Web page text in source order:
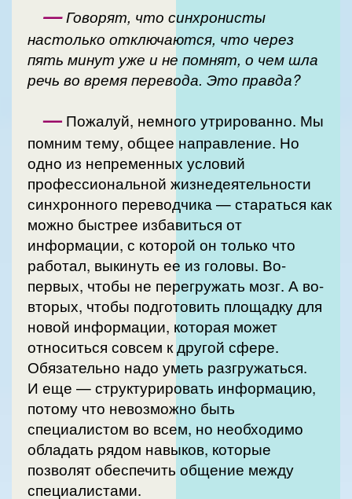
—Говорят, что синхронисты
настолько отключаются, что через
пять минут уже и не помнят, о чем шла
речь во время перевода. Это правда?
— Пожалуй, немного утрированно. Мы
помним тему, общее направление. Но
одно из непременных условий
профессиональной жизнедеятельности
синхронного переводчика — стараться как
можно быстрее избавиться от
информации, с которой он только что
работал, выкинуть ее из головы. Во-
первых, чтобы не перегружать мозг. А во-
вторых, чтобы подготовить площадку для
новой информации, которая может
относиться совсем к другой сфере.
Обязательно надо уметь разгружаться.
И еще — структурировать информацию,
потому что невозможно быть
специалистом во всем, но необходимо
обладать рядом навыков, которые
позволят обеспечить общение между
специалистами.